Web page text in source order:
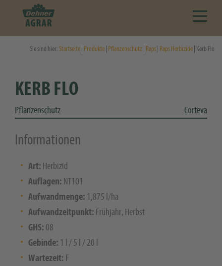
Sie sind hier:Startseite Produkte Pflanzenschutz Raps Raps Herbizide | Kerb Flo
KERB FLO
Pflanzenschutz Corteva
Informationen
Art: Herbizid
Auflagen: NT101
Aufwandmenge: 1,875 l/ha
Aufwandzeitpunkt: Frühjahr, Herbst
GHS: 08
Gebinde: 1 l / 5 l / 20 l
Wartezeit: F